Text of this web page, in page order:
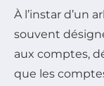
À l’instar d’un
souvent
aux comptes,
que les